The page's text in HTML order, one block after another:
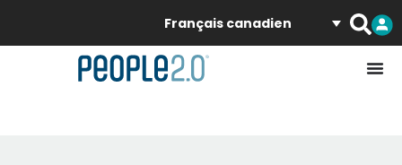
Français canadien